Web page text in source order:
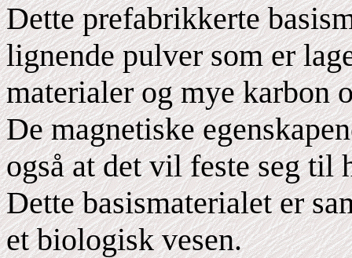
Dette prefabrikkerte
lignende pulver som er
materialer og mye karbon
De magnetiske
også at det vil feste seg til
Dette basismaterialet er
et biologisk vesen.